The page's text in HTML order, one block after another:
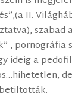
II.
szabad
, pornográfia
ideig a